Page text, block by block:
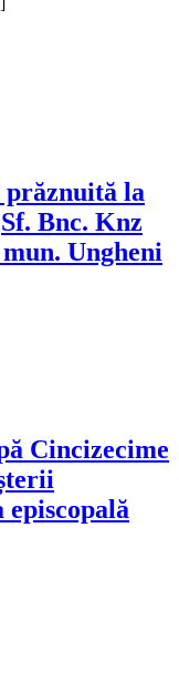
la
Bnc. Knz
Ungheni
Cincizecime